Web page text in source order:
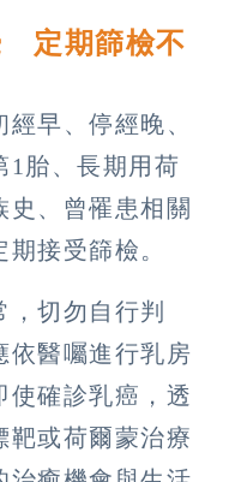
定期篩檢不
早、停經晚、
1胎、長期用荷
史、曾罹患相關
接受篩檢。
切勿自行判
依醫囑進行乳房
使確診乳癌，透
靶或荷爾蒙治療